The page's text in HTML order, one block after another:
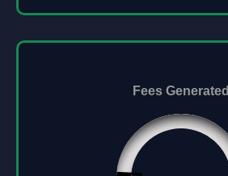
Fees Generated